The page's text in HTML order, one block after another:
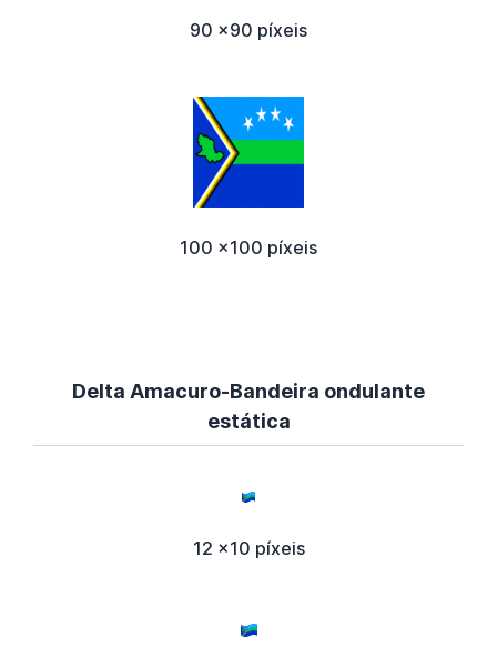
90 x90 píxeis
100 x100 píxeis
Delta Amacuro-Bandeira ondulante
estática
12 x10 píxeis